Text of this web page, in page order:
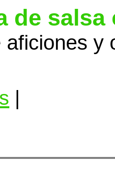
de salsa
aficiones y